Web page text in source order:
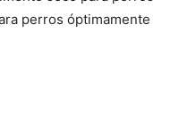
perros óptimamente